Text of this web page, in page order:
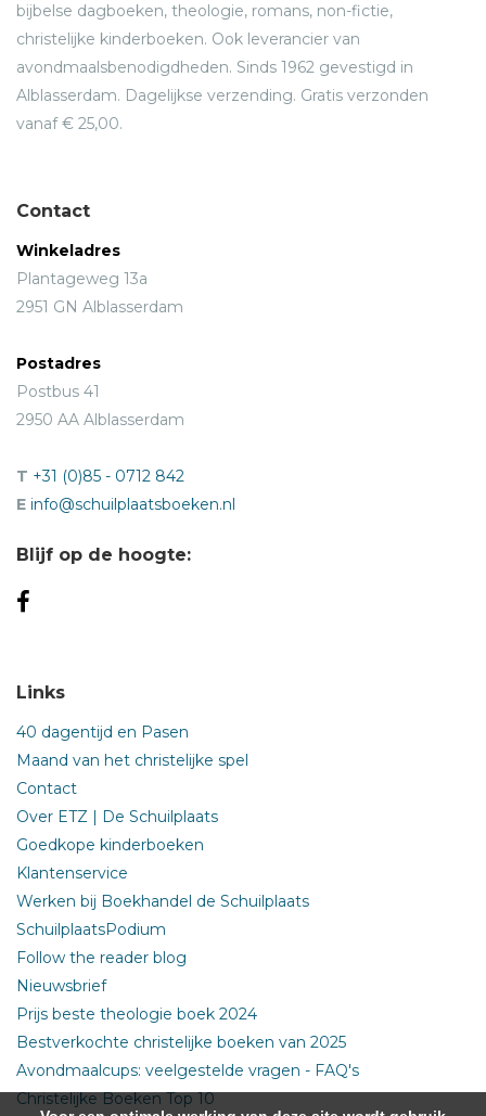
bijbelse dagboeken, theologie, romans, non-fictie,
christelijke kinderboeken. Ook leverancier van
avondmaalsbenodigdheden. Sinds 1962 gevestigd in
Alblasserdam. Dagelijkse verzending. Gratis verzonden
vanaf € 25,00.
Contact
Winkeladres
Plantageweg 13a
2951 GN Alblasserdam
Postadres
Postbus 41
2950 AA Alblasserdam
T +31 (0)85 - 0712 842
E info@schuilplaatsboeken.nl
Blijf op de hoogte:
Links
40 dagentijd en Pasen
Maand van het christelijke spel
Contact
Over ETZ | De Schuilplaats
Goedkope kinderboeken
Klantenservice
Werken bij Boekhandel de Schuilplaats
SchuilplaatsPodium
Follow the reader blog
Nieuwsbrief
Prijs beste theologie boek 2024
Bestverkochte christelijke boeken van 2025
Avondmaalcups: veelgestelde vragen - FAQ's
Christelijke Boeken Top 10